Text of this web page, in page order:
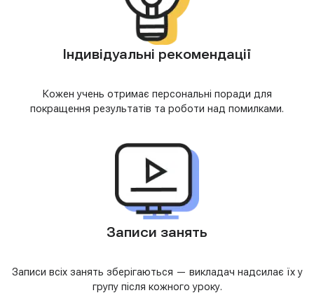
Індивідуальні рекомендації
Кожен учень отримає персональні поради для
покращення результатів та роботи над помилками.
Записи занять
Записи всіх занять зберігаються — викладач надсилає їх у
групу після кожного уроку.